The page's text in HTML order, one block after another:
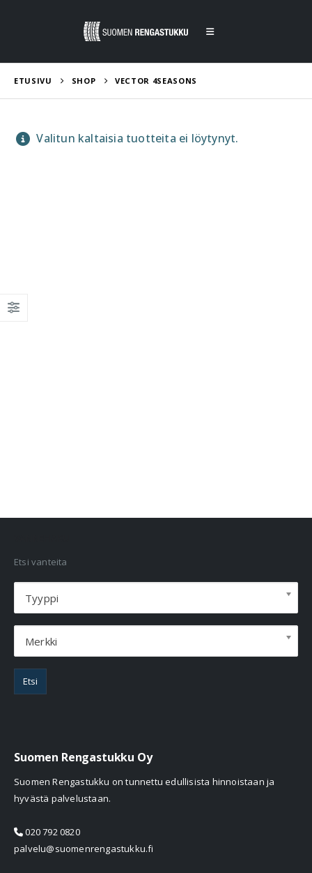
ETUSIVU SHOP VECTOR 4SEASONS
Valitun kaltaisia tuotteita ei löytynyt.
Etsi vanteita
Tyyppi
Merkki
Etsi
Suomen Rengastukku Oy
Suomen Rengastukku on tunnettu edullisista hinnoistaan ja
hyvästä palvelustaan.
020 792 0820
palvelu@suomenrengastukku.fi